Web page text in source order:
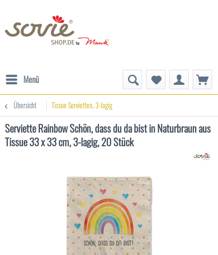
Menü
Übersicht Tissue Servietten, 3-lagig
Serviette Rainbow Schön, dass du da bist in Naturbraun aus
Tissue 33 x 33 cm, 3-lagig, 20 Stück